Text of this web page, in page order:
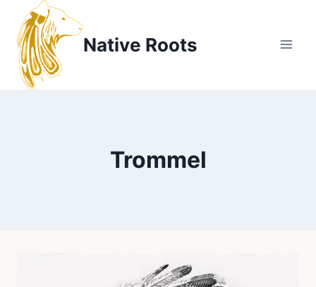
Inhalt
springen
Native Roots
Trommel